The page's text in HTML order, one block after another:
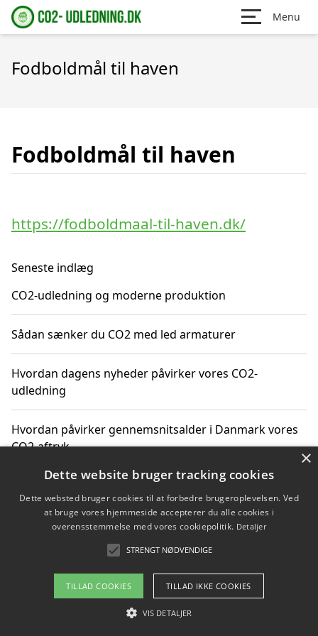
Menu
Fodboldmål til haven
Fodboldmål til haven
https://fodboldmaal-til-haven.dk/
Seneste indlæg
CO2-udledning og moderne produktion
Sådan sænker du CO2 med led armaturer
Hvordan dagens nyheder påvirker vores CO2-
udledning
Hvordan påvirker gennemsnitsalder i Danmark vores
CO2-aftryk
Hvordan nyheder om CO2-udledning påvirker vores
hverdag
Om / kontakt
Blog Betingelser
×
Dette website bruger tracking cookies
Dette websted bruger cookies til at forbedre brugeroplevelsen. Ved
at bruge vores hjemmeside accepterer du alle cookies i
overensstemmelse med vores cookiepolitik. Detaljer
STRENGT NØDVENDIGE
TILLAD COOKIES TILLAD IKKE COOKIES
VIS DETALJER